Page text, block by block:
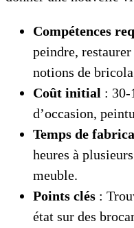
Compétences
peindre,
notions de
Coût initial : 30-
d’occasion,
Temps de
heures à
meuble.
Points clés :
état sur des